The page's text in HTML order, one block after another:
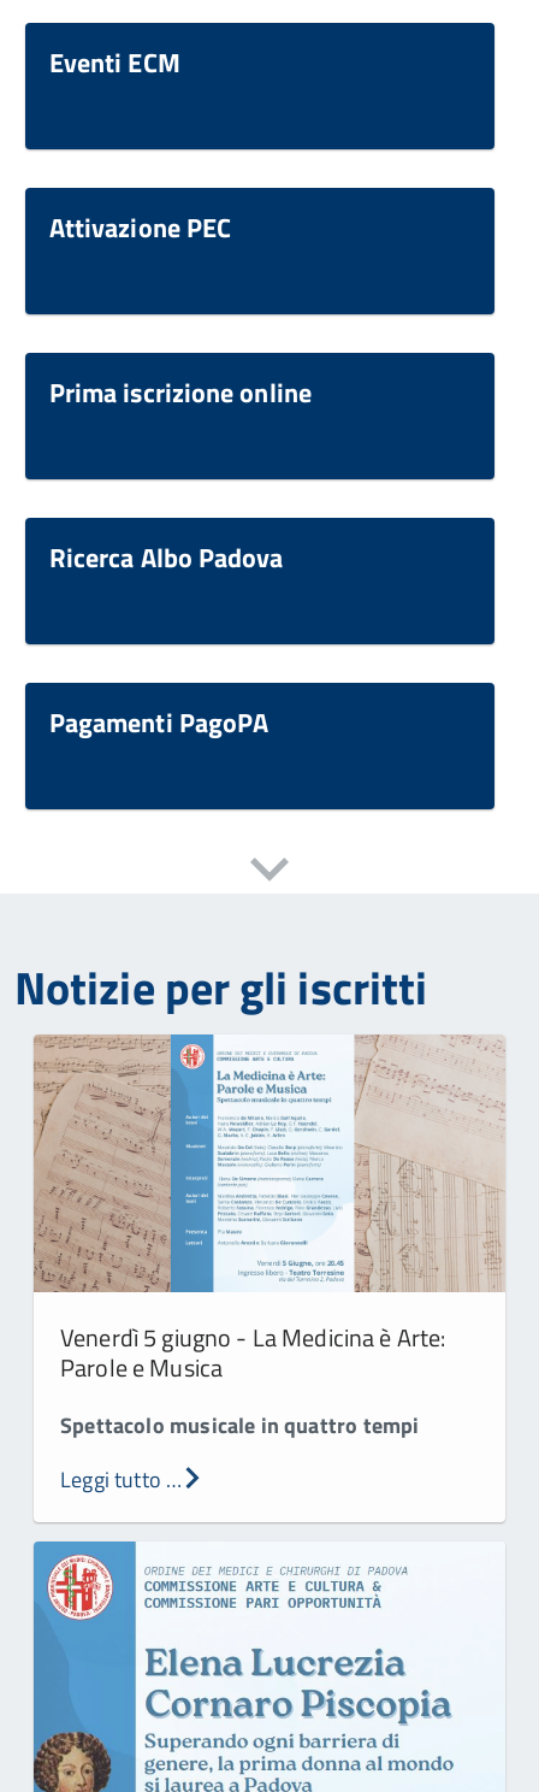
Eventi ECM
Attivazione PEC
Prima iscrizione online
Ricerca Albo Padova
Pagamenti PagoPA
Notizie per gli iscritti
Venerdì 5 giugno - La Medicina è Arte:
Parole e Musica
Spettacolo musicale in quattro tempi
Leggi tutto …